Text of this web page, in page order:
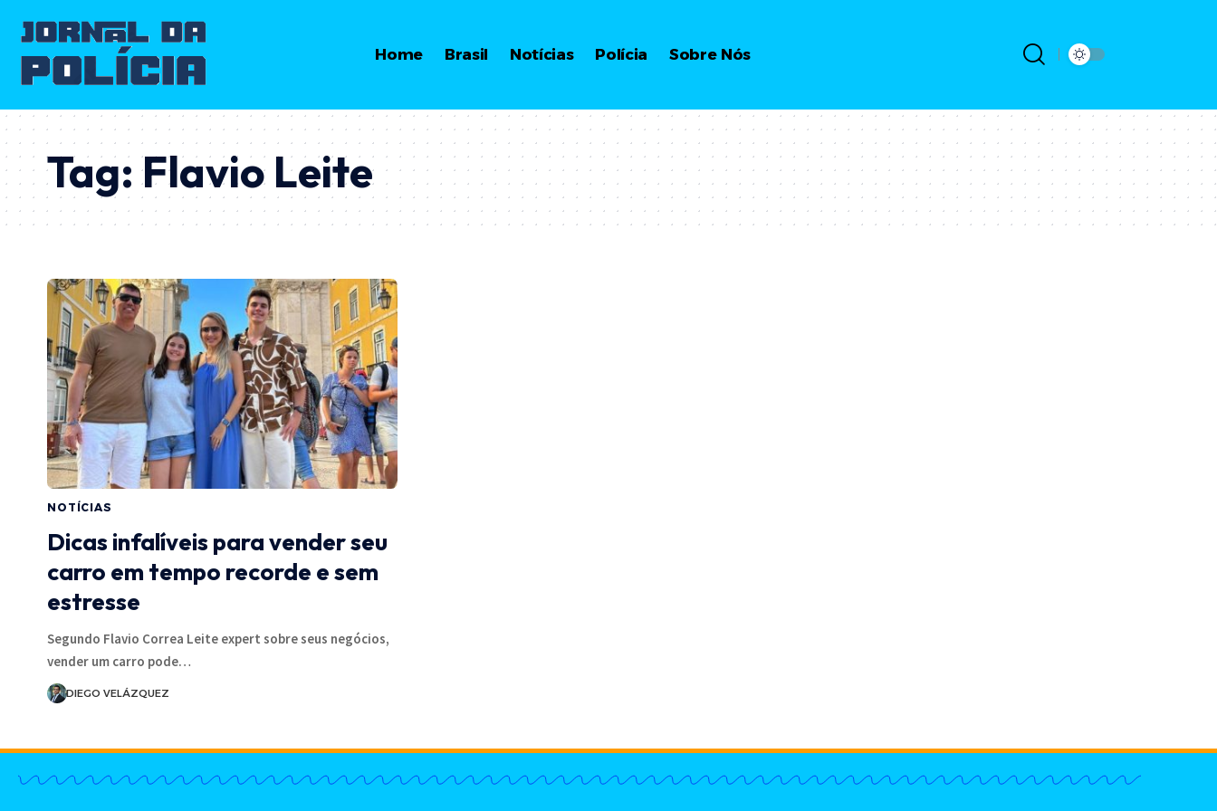
Home Brasil Notícias Polícia Sobre Nós
Tag:Flavio Leite
NOTÍCIAS
Dicas infalíveis para vender seu
carro em tempo recorde e sem
estresse
Segundo Flavio Correa Leite expert sobre seus negócios,
vender um carro pode…
DIEGO VELÁZQUEZ